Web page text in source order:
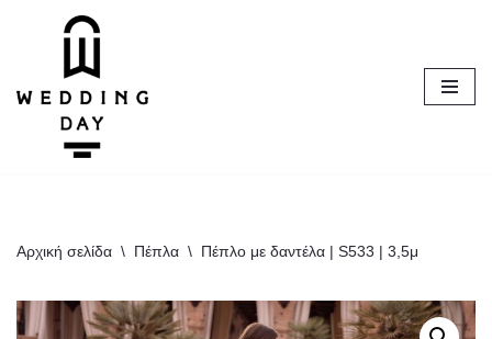
περιεχόμενο
Αρχική σελίδα \ Πέπλα \ Πέπλο με δαντέλα | S533 | 3,5μ